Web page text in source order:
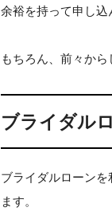
余裕を持って申し込
もちろん、前々か
ブライダル
ブライダルローン
ます。